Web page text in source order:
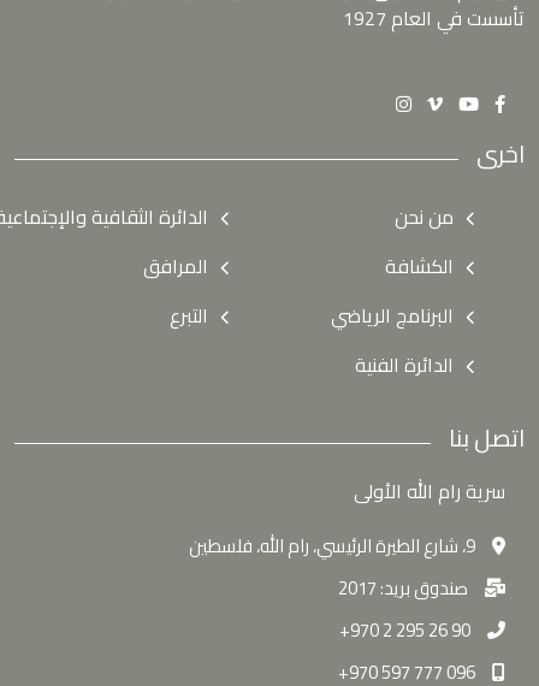
تأسست في العام 1927
اخرى
من نحن
الدائرة الثقافية والإجتماعية
الكشافة
المرافق
البرنامج الرياضي
التبرع
الدائرة الفنية
اتصل بنا
سرية رام الله الأولى
9، شارع الطيرة الرئيسي، رام الله، فلسطين
صندوق بريد: 2017
90 26 295 2 970+
096 777 597 970+